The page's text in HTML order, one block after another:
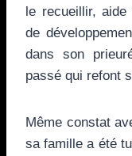
le recueillir,
de
dans son
passé qui refont
Même constat
sa famille a été